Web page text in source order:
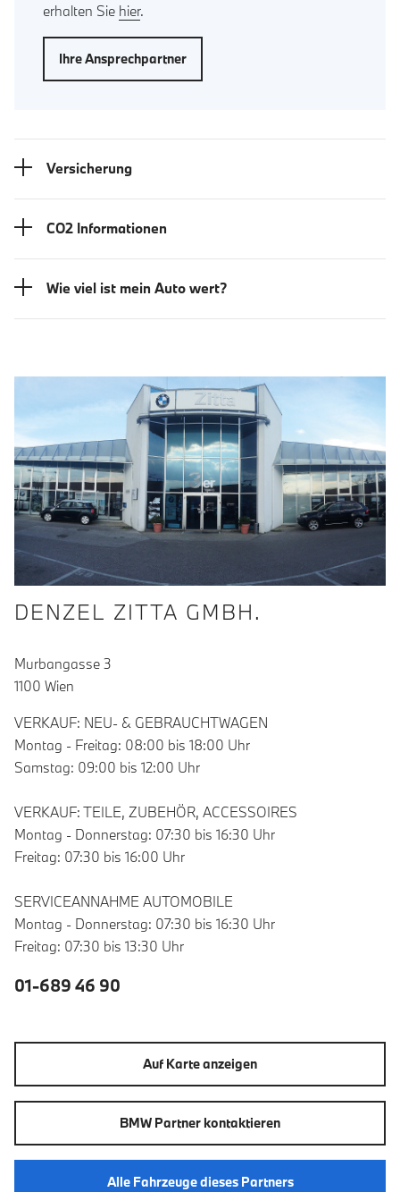
erhalten Sie hier.
Ihre Ansprechpartner
Versicherung
CO2 Informationen
Wie viel ist mein Auto wert?
DENZEL ZITTA GMBH.
Murbangasse 3
1100 Wien
VERKAUF: NEU- & GEBRAUCHTWAGEN
Montag - Freitag: 08:00 bis 18:00 Uhr
Samstag: 09:00 bis 12:00 Uhr
VERKAUF: TEILE, ZUBEHÖR, ACCESSOIRES
Montag - Donnerstag: 07:30 bis 16:30 Uhr
Freitag: 07:30 bis 16:00 Uhr
SERVICEANNAHME AUTOMOBILE
Montag - Donnerstag: 07:30 bis 16:30 Uhr
Freitag: 07:30 bis 13:30 Uhr
01-689 46 90
Auf Karte anzeigen
BMW Partner kontaktieren
Alle Fahrzeuge dieses Partners